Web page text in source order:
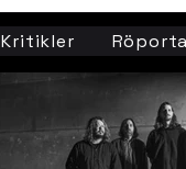
Kritikler